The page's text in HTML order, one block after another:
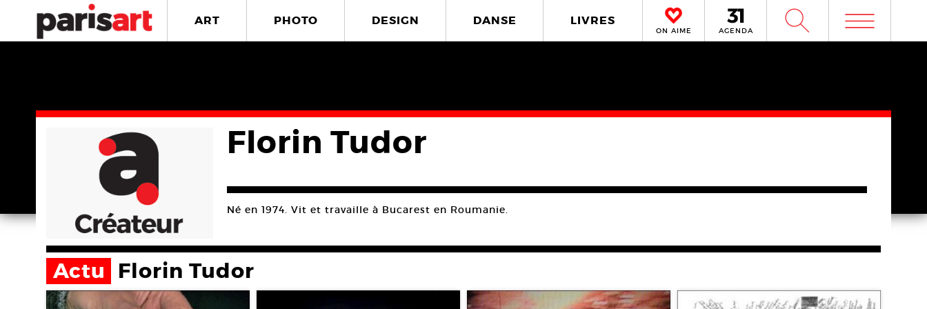
ART PHOTO DESIGN DANSE LIVRES
ON AIME AGENDA W m
Florin Tudor
Né en 1974. Vit et travaille à Bucarest en Roumanie.
Actu Florin Tudor